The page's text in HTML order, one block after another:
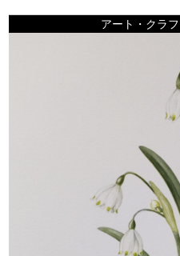
アート・クラ